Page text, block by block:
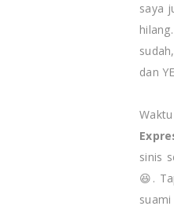
saya
dan
sinis
😆.